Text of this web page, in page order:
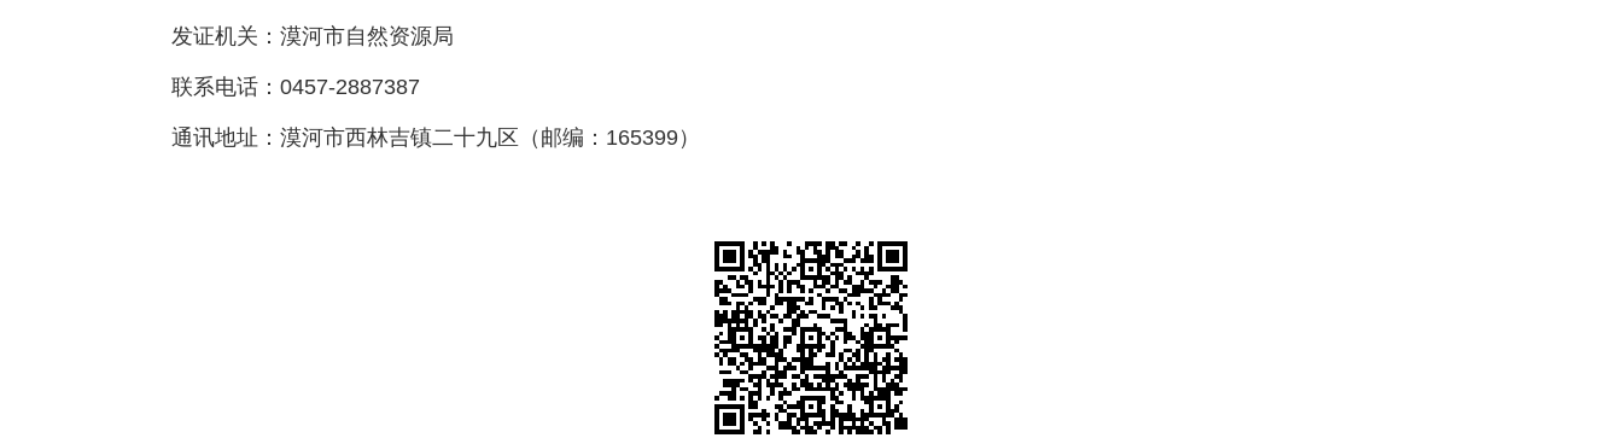
发证机关：漠河市自然资源局
联系电话：0457-2887387
通讯地址：漠河市西林吉镇二十九区（邮编：165399）